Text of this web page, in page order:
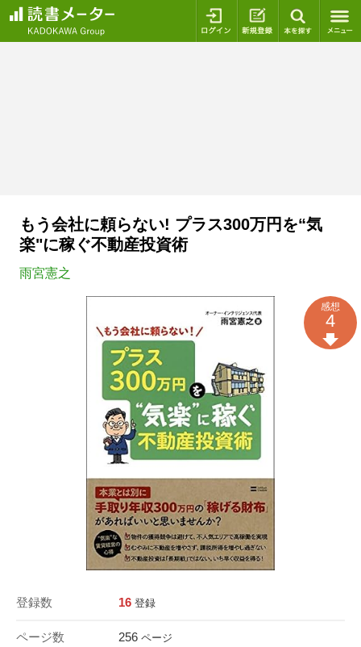
ログイン 新規登録
もう会社に頼らない! プラス300万円を“気
楽"に稼ぐ不動産投資術
雨宮憲之
登録数 16 登録
ページ数 256 ページ
感想
4